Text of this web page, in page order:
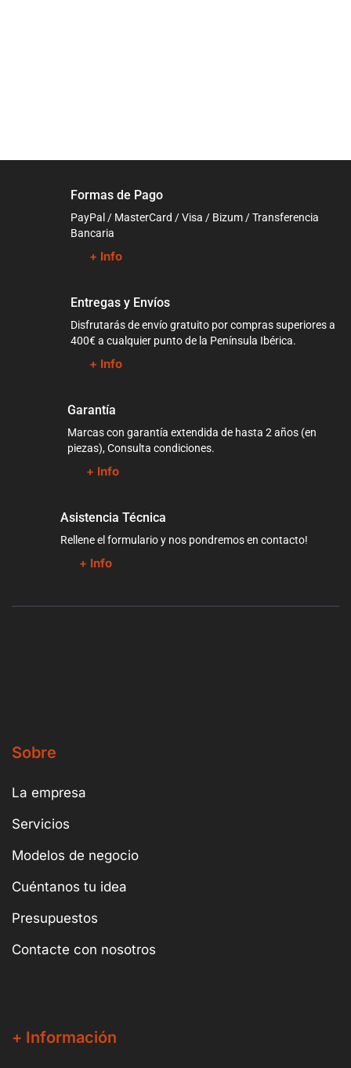
Formas de Pago
PayPal / MasterCard / Visa / Bizum / Transferencia
Bancaria
+ Info
Entregas y Envíos
Disfrutarás de envío gratuito por compras superiores a
400€ a cualquier punto de la Península Ibérica.
+ Info
Garantía
Marcas con garantía extendida de hasta 2 años (en
piezas), Consulta condiciones.
+ Info
Asistencia Técnica
Rellene el formulario y nos pondremos en contacto!
+ Info
Sobre
La empresa
Servicios
Modelos de negocio
Cuéntanos tu idea
Presupuestos
Contacte con nosotros
+ Información